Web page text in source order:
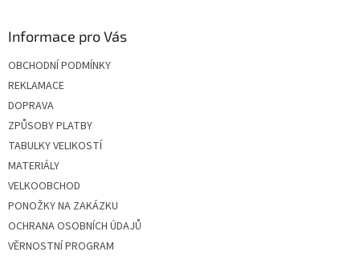
Informace pro Vás
OBCHODNÍ PODMÍNKY
REKLAMACE
DOPRAVA
ZPŮSOBY PLATBY
TABULKY VELIKOSTÍ
MATERIÁLY
VELKOOBCHOD
PONOŽKY NA ZAKÁZKU
OCHRANA OSOBNÍCH ÚDAJŮ
VĚRNOSTNÍ PROGRAM